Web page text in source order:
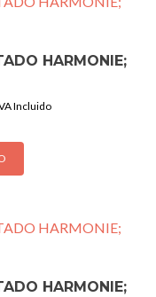
HARMONIE;
Incluido
HARMONIE;